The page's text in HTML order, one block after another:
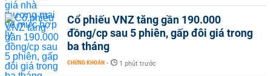
Cổ phiếu VNZ tăng gần 190.000
đồng/cp sau 5 phiên, gấp đôi giá trong
ba tháng
CHỨNG KHOÁN - 1 phút trước